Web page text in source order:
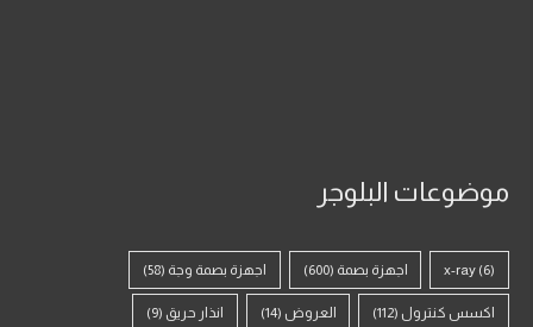
موضوعات البلوجر
x-ray (6) اجهزة بصمة (600) اجهزة بصمة وجة (58)
اكسس كنترول (112) العروض (14) انذار حريق (9)